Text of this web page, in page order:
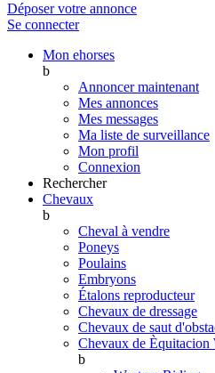
Déposer votre annonce
Se connecter
Mon ehorses
b
Annoncer maintenant
Mes annonces
Mes messages
Ma liste de surveillance
Mon profil
Connexion
Rechercher
Chevaux
b
Cheval à vendre
Poneys
Poulains
Embryons
Étalons reproducteur
Chevaux de dressage
Chevaux de saut
Chevaux de Èquitacion
b